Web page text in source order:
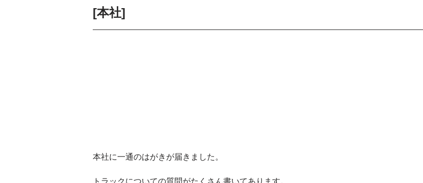
[本社]
本社に一通のはがきが届きました。
トラックについての質問がたくさん書いてあります。